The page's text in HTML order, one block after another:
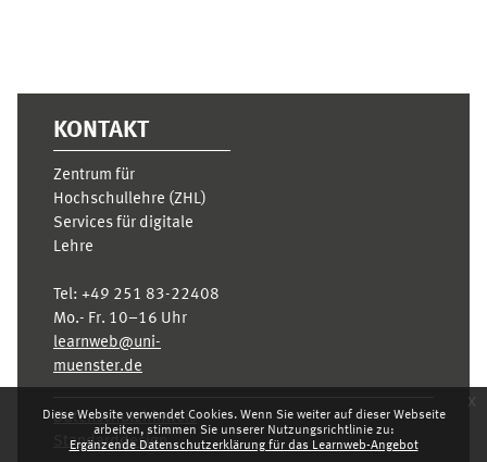
Diese Website verwendet Cookies. Wenn Sie weiter auf dieser Webseite
arbeiten, stimmen Sie unserer Nutzungsrichtlinie zu:
Ergänzende Datenschutzerklärung für das Learnweb-Angebot
x
KONTAKT
Zentrum für
Hochschullehre (ZHL)
Services für digitale
Lehre
Tel: +49 251 83-22408
Mo.- Fr. 10–16 Uhr
learnweb@uni-
muenster.de
Datenschutzhinweis
Standarddesign